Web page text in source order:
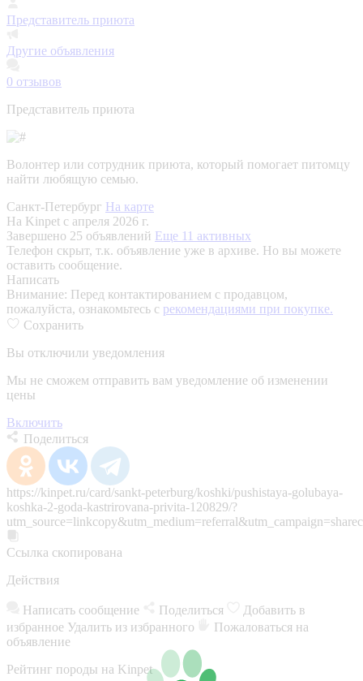
Представитель приюта
Другие объявления
0 отзывов
Представитель приюта
Волонтер или сотрудник приюта, который помогает питомцу
найти любящую семью.
Санкт-Петербург На карте
На Kinpet c апреля 2026 г.
Завершено 25 объявлений Еще 11 активных
Телефон скрыт, т.к. объявление уже в архиве. Но вы можете
оставить сообщение.
Написать
Внимание: Перед контактированием с продавцом,
пожалуйста, ознакомьтесь с рекомендациями при покупке.
Сохранить
Вы отключили уведомления
Мы не сможем отправить вам уведомление об изменении
цены
Включить
Поделиться
https://kinpet.ru/card/sankt-peterburg/koshki/pushistaya-golubaya-
koshka-2-goda-kastrirovana-privita-120829/?
Ссылка скопирована
Действия
Написать сообщение Поделиться
Добавить в
избранное Удалить из избранного
Пожаловаться на
объявление
Рейтинг породы на Kinpet